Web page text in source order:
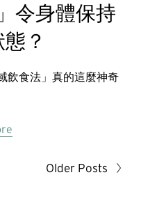
令身體保持
？
飲食法」真的這麼神奇
Older Posts